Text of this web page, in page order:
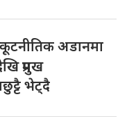
अडानमा
प्रमुख
भेट्दै